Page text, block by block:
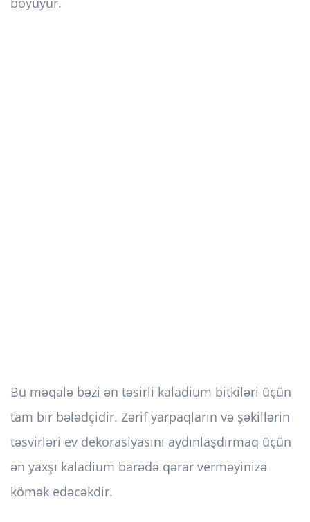
Bu məqalə bəzi ən təsirli kaladium bitkiləri üçün
tam bir bələdçidir. Zərif yarpaqların və şəkillərin
təsvirləri ev dekorasiyasını aydınlaşdırmaq üçün
ən yaxşı kaladium barədə qərar verməyinizə
kömək edəcəkdir.